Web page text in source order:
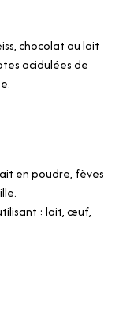
chocolat au lait
acidulées de
en poudre, fèves
: lait, œuf,